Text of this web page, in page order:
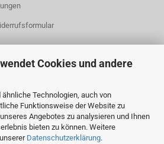
Cookies und andere
Technologien, auch von
Funktionsweise der Website zu
Angebotes zu analysieren und Ihnen
bieten zu können. Weitere
Datenschutzerklärung.